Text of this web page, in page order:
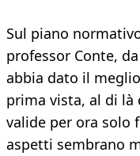
Sul piano
professor Conte,
abbia dato il
prima vista, al di là
valide per ora solo
aspetti sembrano